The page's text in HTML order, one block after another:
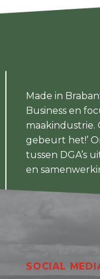
Made in
Business en
maakindustrie.
gebeurt het!’
tussen DGA’s
en
SOCIAL